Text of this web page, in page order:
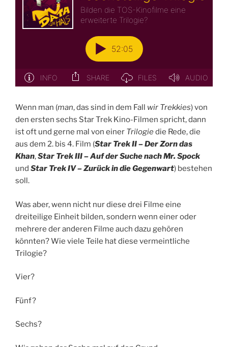
Wenn man (man, das sind in dem Fall wir Trekkies) von
den ersten sechs Star Trek Kino-Filmen spricht, dann
ist oft und gerne mal von einer Trilogiedie Rede, die
aus dem 2. bis 4. Film (Star Trek II – Der Zorn das
Khan,Star Trek III – Auf der Suche nach Mr. Spock
und Star Trek IV – Zurück in die Gegenwart) bestehen
soll.
Was aber, wenn nicht nur diese drei Filme eine
dreiteilige Einheit bilden, sondern wenn einer oder
mehrere der anderen Filme auch dazu gehören
könnten? Wie viele Teile hat diese vermeintliche
Trilogie?
Vier?
Fünf?
Sechs?